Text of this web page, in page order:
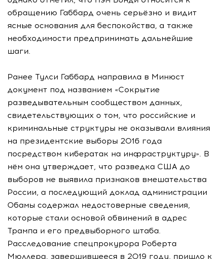
обращению Габбард очень серьёзно и видит
ясные основания для беспокойства, а также
необходимости предпринимать дальнейшие
шаги.
Ранее Тулси Габбард направила в Минюст
документ под названием «Сокрытие
разведывательным сообществом данных,
свидетельствующих о том, что российские и
криминальные структуры не оказывали влияния
на президентские выборы 2016 года
посредством кибератак на инфраструктуру». В
нём она утверждает, что разведка США до
выборов не выявила признаков вмешательства
России, а последующий доклад администрации
Обамы содержал недостоверные сведения,
которые стали основой обвинений в адрес
Трампа и его предвыборного штаба.
Расследование спецпрокурора Роберта
Мюллера, завершившееся в 2019 году, пришло к